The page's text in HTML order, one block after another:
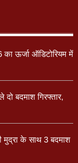
ऊर्जा ऑडिटोरियम में
बदमाश गिरफ्तार,
मुद्रा के साथ 3 बदमाश